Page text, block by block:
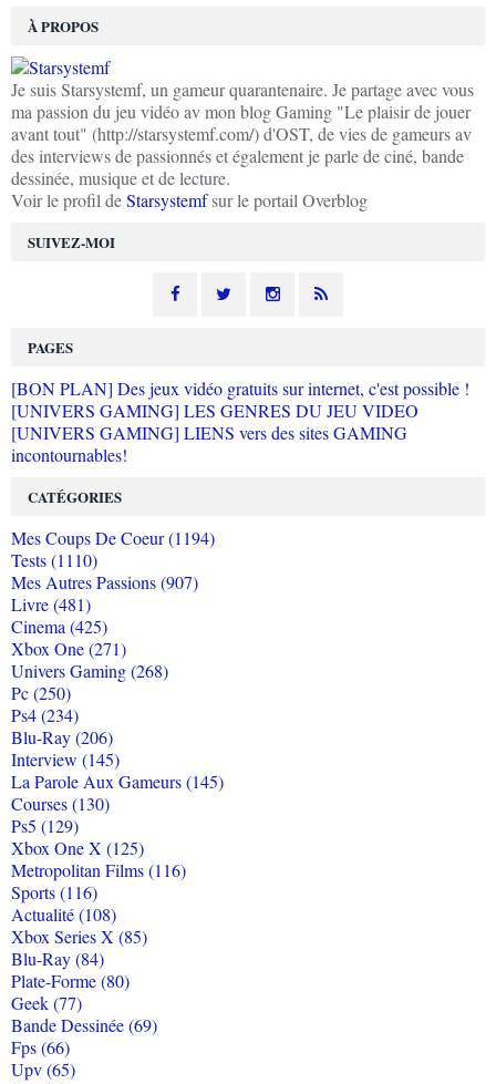
SUIVEZ-MOI
À PROPOS
Je suis Starsystemf, un gameur quarantenaire. Je partage avec vous
ma passion du jeu vidéo av mon blog Gaming "Le plaisir de jouer
avant tout" (http://starsystemf.com/) d'OST, de vies de gameurs av
des interviews de passionnés et également je parle de ciné, bande
dessinée, musique et de lecture.
Voir le profil deStarsystemfsur le portail Overblog
PAGES
[BON PLAN] Des jeux vidéo gratuits sur internet, c'est possible !
[UNIVERS GAMING] LES GENRES DU JEU VIDEO
[UNIVERS GAMING] LIENS vers des sites GAMING
incontournables!
CATÉGORIES
Mes Coups De Coeur (1194)
Tests (1110)
Mes Autres Passions (907)
Livre (481)
Cinema (425)
Xbox One (271)
Univers Gaming (268)
Pc (250)
Ps4 (234)
Blu-Ray (206)
Interview (145)
La Parole Aux Gameurs (145)
Courses (130)
Ps5 (129)
Xbox One X (125)
Metropolitan Films (116)
Sports (116)
Actualité (108)
Xbox Series X (85)
Blu-Ray (84)
Plate-Forme (80)
Geek (77)
Bande Dessinée (69)
Fps (66)
Upv (65)